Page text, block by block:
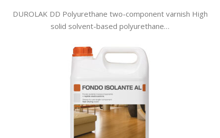
DUROLAK DD Polyurethane two-component varnish High
solid solvent-based polyurethane…